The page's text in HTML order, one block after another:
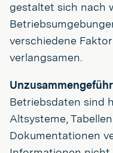
gestaltet sich nach
verschiedene
verlangsamen.
Betriebsdaten sind
Altsysteme,
Dokumentationen